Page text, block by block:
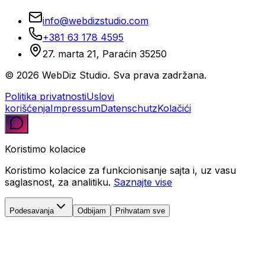
info@webdizstudio.com
+381 63 178 4595
27. marta 21, Paraćin 35250
© 2026 WebDiz Studio. Sva prava zadržana.
Politika privatnostiUslovi
korišćenjaImpressumDatenschutzKolačići
Koristimo kolacice
Koristimo kolacice za funkcionisanje sajta i, uz vasu
saglasnost, za analitiku. Saznajte vise
Podesavanja Odbijam Prihvatam sve